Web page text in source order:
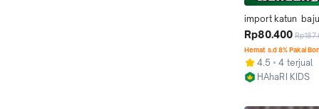
import katun
setelan bayi laki
fashion imut
anak perempuan
panas
Rp80.400
Hemat s.d 8% Pakai
4.5
4 terjual
HAhaRI KIDS